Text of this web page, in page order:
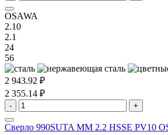
OSAWA
2.10
2.1
24
56
2 943.92 ₽
2 355.14 ₽
- +
Сверло 990SUTA MM 2.2 HSSE PV10